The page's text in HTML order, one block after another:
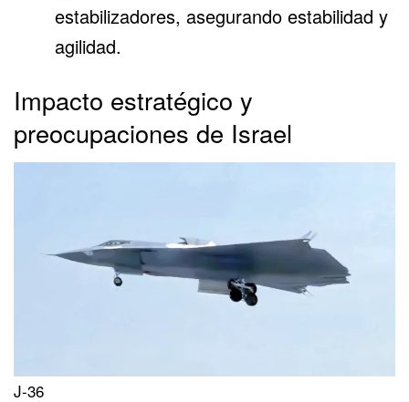
estabilizadores, asegurando estabilidad y
agilidad.
Impacto estratégico y
preocupaciones de Israel
J-36